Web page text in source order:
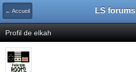
← Accueil LS forums
Profil de elkah